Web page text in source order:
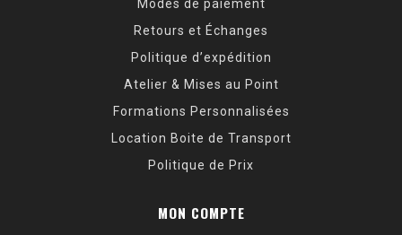
Modes de paiement
Retours et Échanges
Politique d’expédition
Atelier & Mises au Point
Formations Personnalisées
Location Boite de Transport
Politique de Prix
MON COMPTE